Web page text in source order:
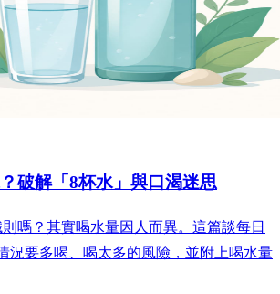
破解「8杯水」與口渴迷思
則嗎？其實喝水量因人而異。這篇談每日
況要多喝、喝太多的風險，並附上喝水量